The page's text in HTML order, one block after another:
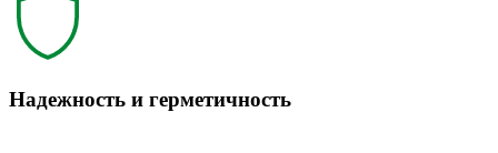
Надежность и герметичность